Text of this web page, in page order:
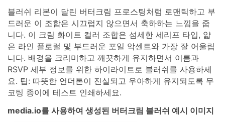
블러쉬 리본이 달린 버터크림 프로스팅처럼 로맨틱하고 부
드러운 이 조합은 시끄럽지 않으면서 축하하는 느낌을 줍
니다. 이 크림 화이트 컬러 조합은 섬세한 세리프 타입, 얇
은 라인 플로럴 및 부드러운 포일 악센트와 가장 잘 어울립
니다. 배경을 크리미하고 깨끗하게 유지하면서 이름과
RSVP 세부 정보를 위한 하이라이트로 블러쉬를 사용하세
요. 팁: 따뜻한 언더톤이 진실되고 우아하게 유지되도록 무
코팅 종이에 테스트 인쇄하세요.
media.io를 사용하여 생성된 버터크림 블러쉬 예시 이미지